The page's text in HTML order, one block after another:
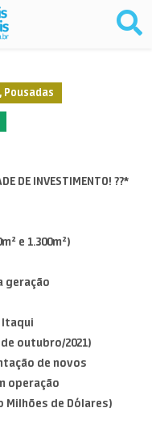
Pousadas
DE INVESTIMENTO! ??*
e 1.300m²)
geração
Itaqui
de outubro/2021)
de novos
operação
Milhões de Dólares)